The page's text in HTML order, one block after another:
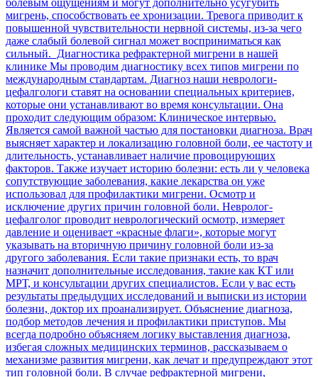
болевым ощущениям и могут дополнительно усугубить
мигрень, способствовать ее хронизации. Тревога приводит к
повышенной чувствительности нервной системы, из-за чего
даже слабый болевой сигнал может восприниматься как
сильный. Диагностика рефрактерной мигрени в нашей
клинике Мы проводим диагностику всех типов мигрени по
международным стандартам. Диагноз наши неврологи-
цефалгологи ставят на основании специальных критериев,
которые они устанавливают во время консультации. Она
проходит следующим образом: Клиническое интервью.
Является самой важной частью для постановки диагноза. Врач
выясняет характер и локализацию головной боли, ее частоту и
длительность, устанавливает наличие провоцирующих
факторов. Также изучает историю болезни: есть ли у человека
сопутствующие заболевания, какие лекарства он уже
использовал для профилактики мигрени. Осмотр и
исключение других причин головной боли. Невролог-
цефалголог проводит неврологический осмотр, измеряет
давление и оценивает «красные флаги», которые могут
указывать на вторичную причину головной боли из-за
другого заболевания. Если такие признаки есть, то врач
назначит дополнительные исследования, такие как КТ или
МРТ, и консультации других специалистов. Если у вас есть
результаты предыдущих исследований и выписки из истории
болезни, доктор их проанализирует. Объяснение диагноза,
подбор методов лечения и профилактики приступов. Мы
всегда подробно объясняем логику выставления диагноза,
избегая сложных медицинских терминов, рассказываем о
механизме развития мигрени, как лечат и предупреждают этот
тип головной боли. В случае рефрактерной мигрени,